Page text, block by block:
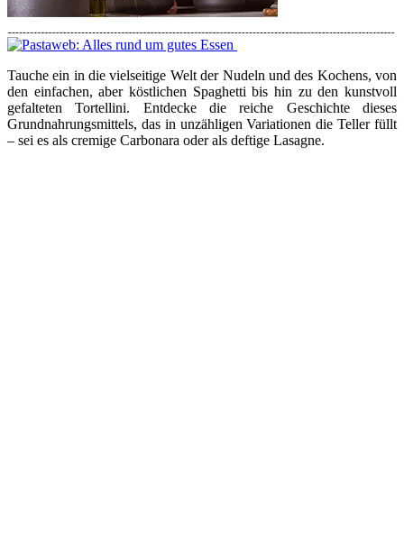
Tauche ein in die vielseitige Welt der Nudeln und des Kochens, von
den einfachen, aber köstlichen Spaghetti bis hin zu den kunstvoll
gefalteten Tortellini. Entdecke die reiche Geschichte dieses
Grundnahrungsmittels, das in unzähligen Variationen die Teller füllt
– sei es als cremige Carbonara oder als deftige Lasagne.